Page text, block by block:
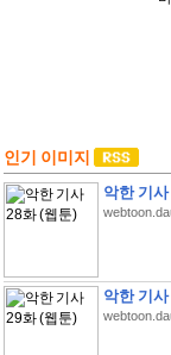
인기 이미지
악한 기
악한 기